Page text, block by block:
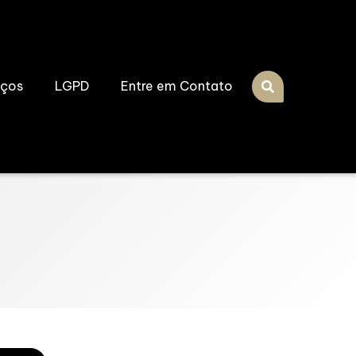
LGPD Entre em Contato